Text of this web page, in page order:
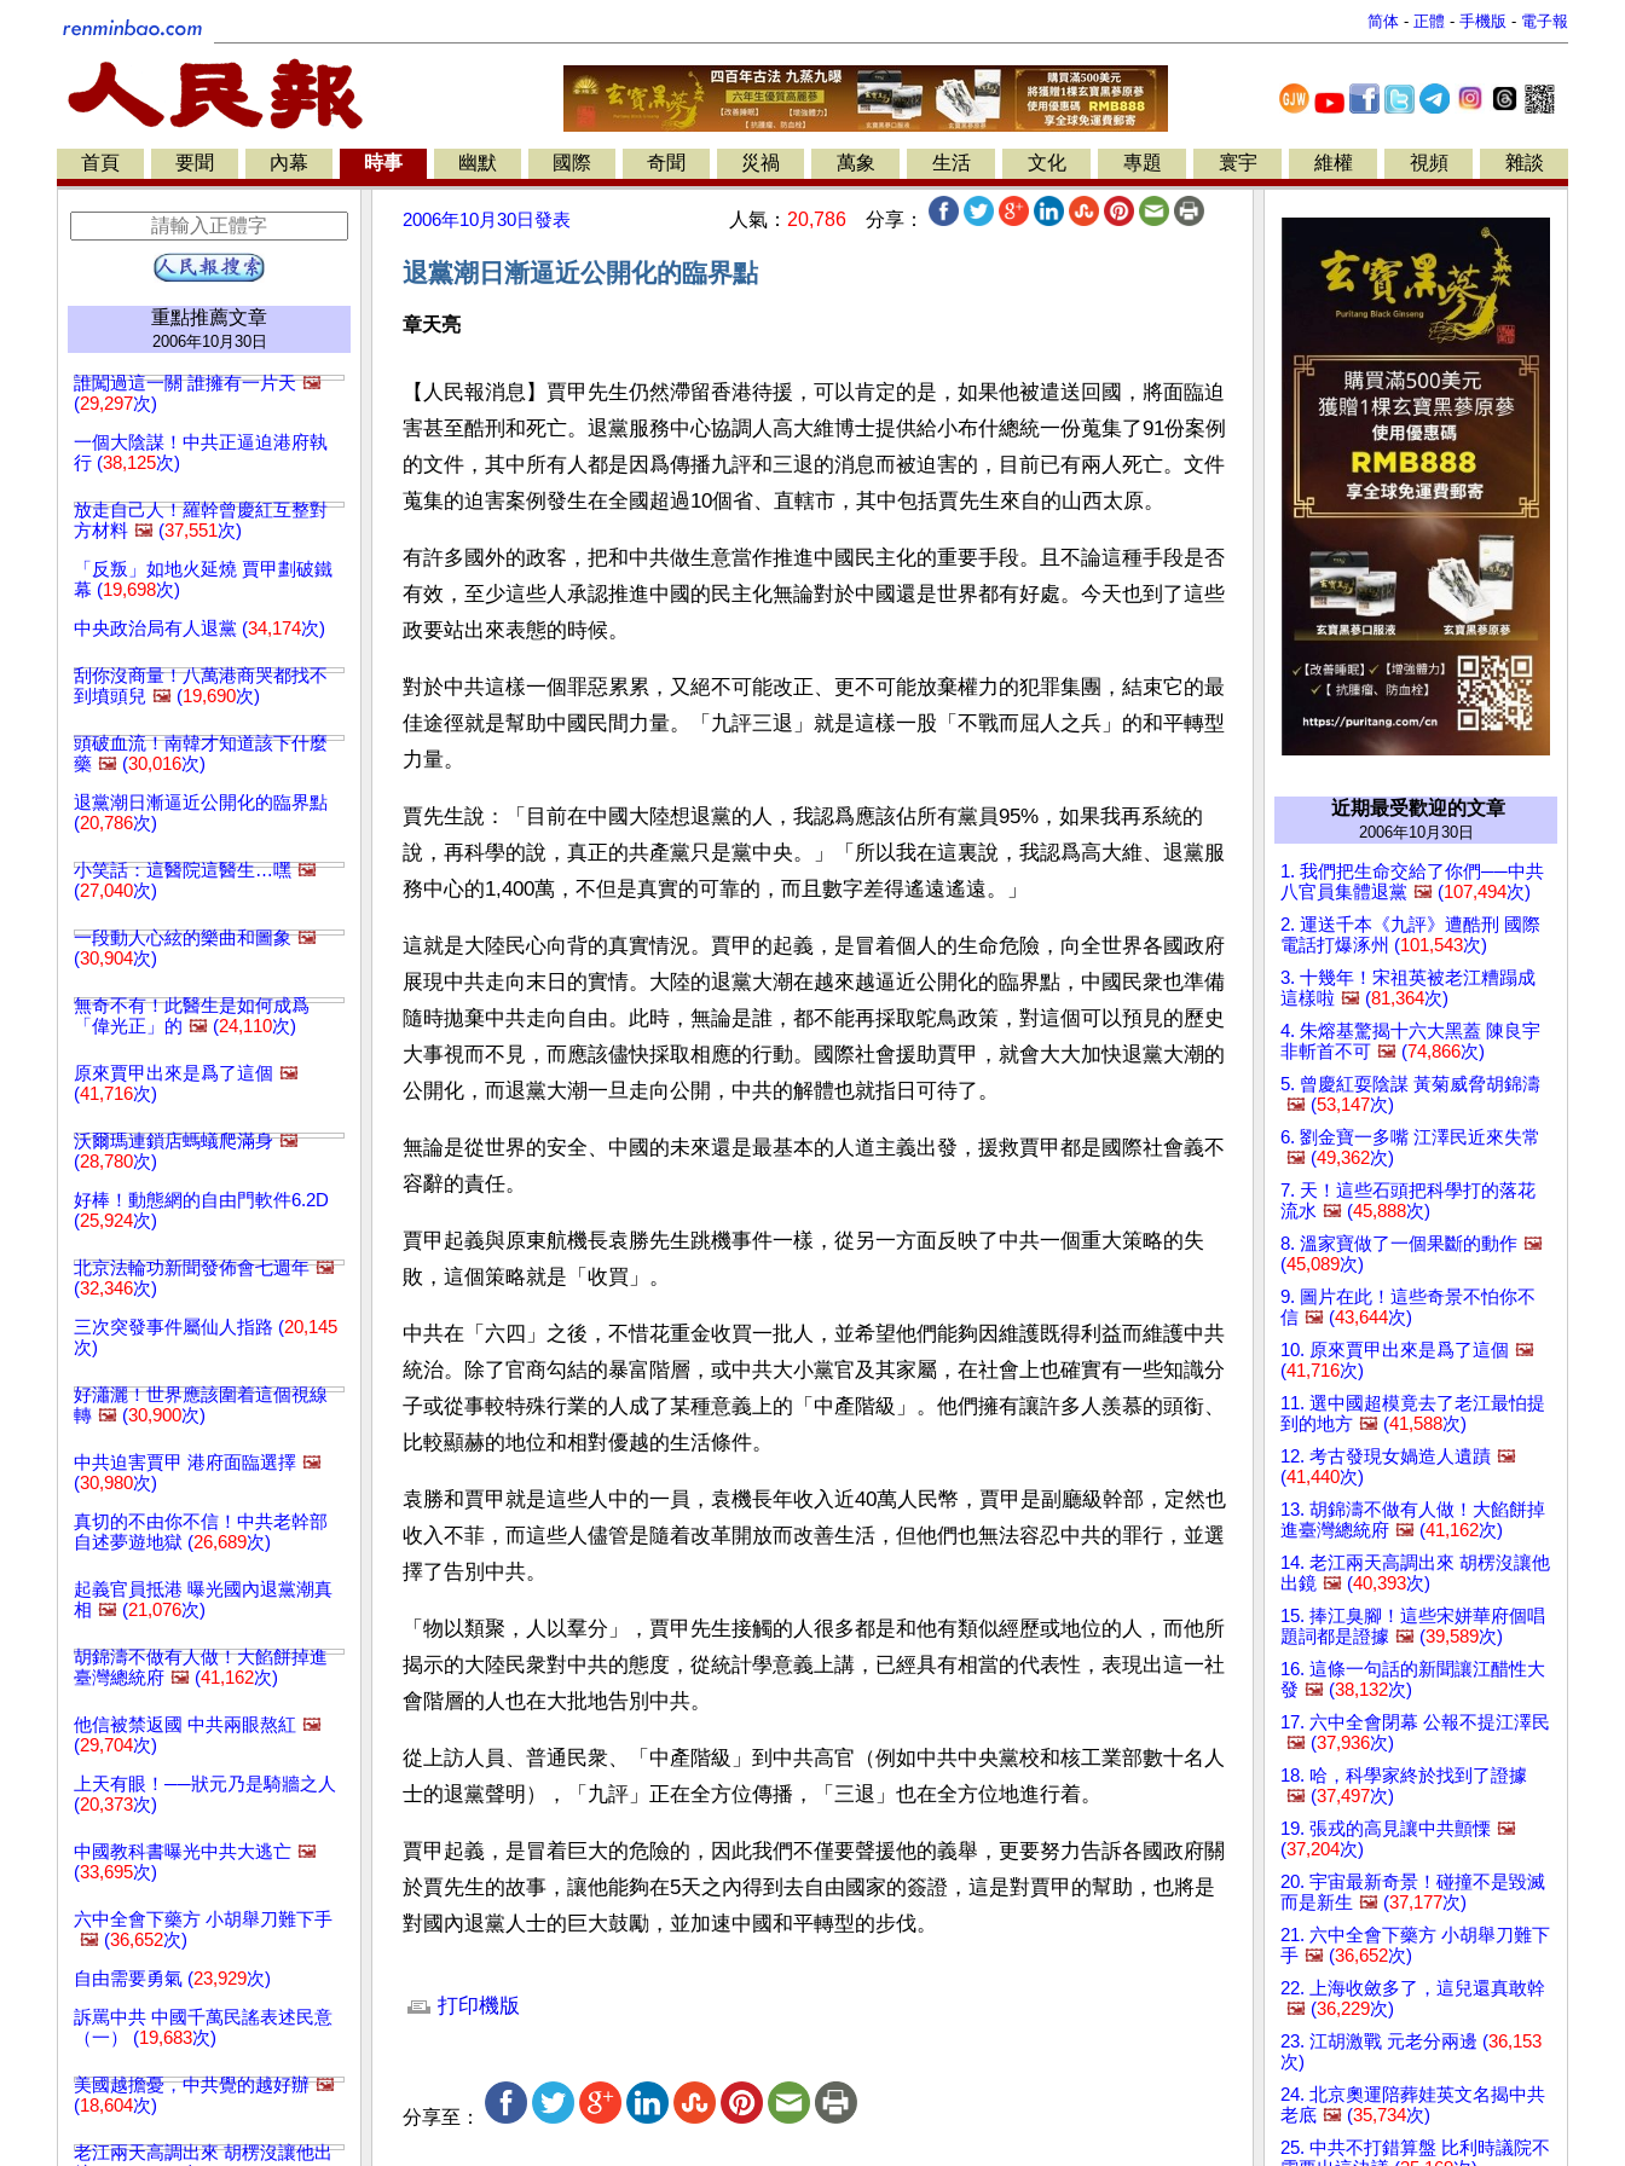
简体 - 正體 - 手機版 - 電子報
首頁 要聞 內幕 時事 幽默 國際 奇聞 災禍 萬象 生活 文化 專題 寰宇 維權 視頻 雜談
重點推薦文章
2006年10月30日
誰闖過這一關 誰擁有一片天 🖼️
(29,297次)
一個大陰謀！中共正逼迫港府執
行 (38,125次)
放走自己人！羅幹曾慶紅互整對
方材料 🖼️ (37,551次)
「反叛」如地火延燒 賈甲劃破鐵
幕 (19,698次)
中央政治局有人退黨 (34,174次)
刮你沒商量！八萬港商哭都找不
到墳頭兒 🖼️ (19,690次)
頭破血流！南韓才知道該下什麼
藥 🖼️ (30,016次)
退黨潮日漸逼近公開化的臨界點
(20,786次)
小笑話：這醫院這醫生…嘿 🖼️
(27,040次)
一段動人心絃的樂曲和圖象 🖼️
(30,904次)
無奇不有！此醫生是如何成爲
「偉光正」的 🖼️ (24,110次)
原來賈甲出來是爲了這個 🖼️
(41,716次)
沃爾瑪連鎖店螞蟻爬滿身 🖼️
(28,780次)
好棒！動態網的自由門軟件6.2D
(25,924次)
北京法輪功新聞發佈會七週年 🖼️
(32,346次)
三次突發事件屬仙人指路 (20,145
次)
好瀟灑！世界應該圍着這個視線
轉 🖼️ (30,900次)
中共迫害賈甲 港府面臨選擇 🖼️
(30,980次)
真切的不由你不信！中共老幹部
自述夢遊地獄 (26,689次)
起義官員抵港 曝光國內退黨潮真
相 🖼️ (21,076次)
胡錦濤不做有人做！大餡餅掉進
臺灣總統府 🖼️ (41,162次)
他信被禁返國 中共兩眼熬紅 🖼️
(29,704次)
上天有眼！──狀元乃是騎牆之人
(20,373次)
中國教科書曝光中共大逃亡 🖼️
(33,695次)
六中全會下藥方 小胡舉刀難下手
🖼️ (36,652次)
自由需要勇氣 (23,929次)
訴罵中共 中國千萬民謠表述民意
（一） (19,683次)
美國越擔憂，中共覺的越好辦 🖼️
(18,604次)
老江兩天高調出來 胡楞沒讓他出
2006年10月30日發表 人氣： 20,786 分享：
退黨潮日漸逼近公開化的臨界點
章天亮
【人民報消息】賈甲先生仍然滯留香港待援，可以肯定的是，如果他被遣送回國，將面臨迫
害甚至酷刑和死亡。退黨服務中心協調人高大維博士提供給小布什總統一份蒐集了91份案例
的文件，其中所有人都是因爲傳播九評和三退的消息而被迫害的，目前已有兩人死亡。文件
蒐集的迫害案例發生在全國超過10個省、直轄市，其中包括賈先生來自的山西太原。
有許多國外的政客，把和中共做生意當作推進中國民主化的重要手段。且不論這種手段是否
有效，至少這些人承認推進中國的民主化無論對於中國還是世界都有好處。今天也到了這些
政要站出來表態的時候。
對於中共這樣一個罪惡累累，又絕不可能改正、更不可能放棄權力的犯罪集團，結束它的最
佳途徑就是幫助中國民間力量。「九評三退」就是這樣一股「不戰而屈人之兵」的和平轉型
力量。
賈先生說：「目前在中國大陸想退黨的人，我認爲應該佔所有黨員95%，如果我再系統的
說，再科學的說，真正的共產黨只是黨中央。」「所以我在這裏說，我認爲高大維、退黨服
務中心的1,400萬，不但是真實的可靠的，而且數字差得遙遠遙遠。」
這就是大陸民心向背的真實情況。賈甲的起義，是冒着個人的生命危險，向全世界各國政府
展現中共走向末日的實情。大陸的退黨大潮在越來越逼近公開化的臨界點，中國民衆也準備
隨時拋棄中共走向自由。此時，無論是誰，都不能再採取鴕鳥政策，對這個可以預見的歷史
大事視而不見，而應該儘快採取相應的行動。國際社會援助賈甲，就會大大加快退黨大潮的
公開化，而退黨大潮一旦走向公開，中共的解體也就指日可待了。
無論是從世界的安全、中國的未來還是最基本的人道主義出發，援救賈甲都是國際社會義不
容辭的責任。
賈甲起義與原東航機長袁勝先生跳機事件一樣，從另一方面反映了中共一個重大策略的失
敗，這個策略就是「收買」。
中共在「六四」之後，不惜花重金收買一批人，並希望他們能夠因維護既得利益而維護中共
統治。除了官商勾結的暴富階層，或中共大小黨官及其家屬，在社會上也確實有一些知識分
子或從事較特殊行業的人成了某種意義上的「中產階級」。他們擁有讓許多人羨慕的頭銜、
比較顯赫的地位和相對優越的生活條件。
袁勝和賈甲就是這些人中的一員，袁機長年收入近40萬人民幣，賈甲是副廳級幹部，定然也
收入不菲，而這些人儘管是隨着改革開放而改善生活，但他們也無法容忍中共的罪行，並選
擇了告別中共。
「物以類聚，人以羣分」，賈甲先生接觸的人很多都是和他有類似經歷或地位的人，而他所
揭示的大陸民衆對中共的態度，從統計學意義上講，已經具有相當的代表性，表現出這一社
會階層的人也在大批地告別中共。
從上訪人員、普通民衆、「中產階級」到中共高官（例如中共中央黨校和核工業部數十名人
士的退黨聲明），「九評」正在全方位傳播，「三退」也在全方位地進行着。
賈甲起義，是冒着巨大的危險的，因此我們不僅要聲援他的義舉，更要努力告訴各國政府關
於賈先生的故事，讓他能夠在5天之內得到去自由國家的簽證，這是對賈甲的幫助，也將是
對國內退黨人士的巨大鼓勵，並加速中國和平轉型的步伐。
打印機版
分享至：
近期最受歡迎的文章
2006年10月30日
1. 我們把生命交給了你們──中共
八官員集體退黨 🖼️ (107,494次)
2. 運送千本《九評》遭酷刑 國際
電話打爆涿州 (101,543次)
3. 十幾年！宋祖英被老江糟蹋成
這樣啦 🖼️ (81,364次)
4. 朱熔基驚揭十六大黑蓋 陳良宇
非斬首不可 🖼️ (74,866次)
5. 曾慶紅耍陰謀 黃菊威脅胡錦濤
🖼️ (53,147次)
6. 劉金寶一多嘴 江澤民近來失常
🖼️ (49,362次)
7. 天！這些石頭把科學打的落花
流水 🖼️ (45,888次)
8. 溫家寶做了一個果斷的動作 🖼️
(45,089次)
9. 圖片在此！這些奇景不怕你不
信 🖼️ (43,644次)
10. 原來賈甲出來是爲了這個 🖼️
(41,716次)
11. 選中國超模竟去了老江最怕提
到的地方 🖼️ (41,588次)
12. 考古發現女媧造人遺蹟 🖼️
(41,440次)
13. 胡錦濤不做有人做！大餡餅掉
進臺灣總統府 🖼️ (41,162次)
14. 老江兩天高調出來 胡楞沒讓他
出鏡 🖼️ (40,393次)
15. 捧江臭腳！這些宋姘華府個唱
題詞都是證據 🖼️ (39,589次)
16. 這條一句話的新聞讓江醋性大
發 🖼️ (38,132次)
17. 六中全會閉幕 公報不提江澤民
🖼️ (37,936次)
18. 哈，科學家終於找到了證據
🖼️ (37,497次)
19. 張戎的高見讓中共顫慄 🖼️
(37,204次)
20. 宇宙最新奇景！碰撞不是毀滅
而是新生 🖼️ (37,177次)
21. 六中全會下藥方 小胡舉刀難下
手 🖼️ (36,652次)
22. 上海收斂多了，這兒還真敢幹
🖼️ (36,229次)
23. 江胡激戰 元老分兩邊 (36,153
次)
24. 北京奧運陪葬娃英文名揭中共
老底 🖼️ (35,734次)
25. 中共不打錯算盤 比利時議院不